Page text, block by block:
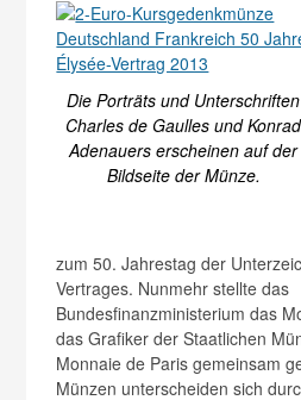
Die Porträts und Unterschriften
Charles de Gaulles und Konrad
Adenauers erscheinen auf der
Bildseite der Münze.
zum 50. Jahrestag der
Vertrages. Nunmehr stellte das
Bundesfinanzministerium das
das Grafiker der Staatlichen
Monnaie de Paris gemeinsam
Münzen unterscheiden sich